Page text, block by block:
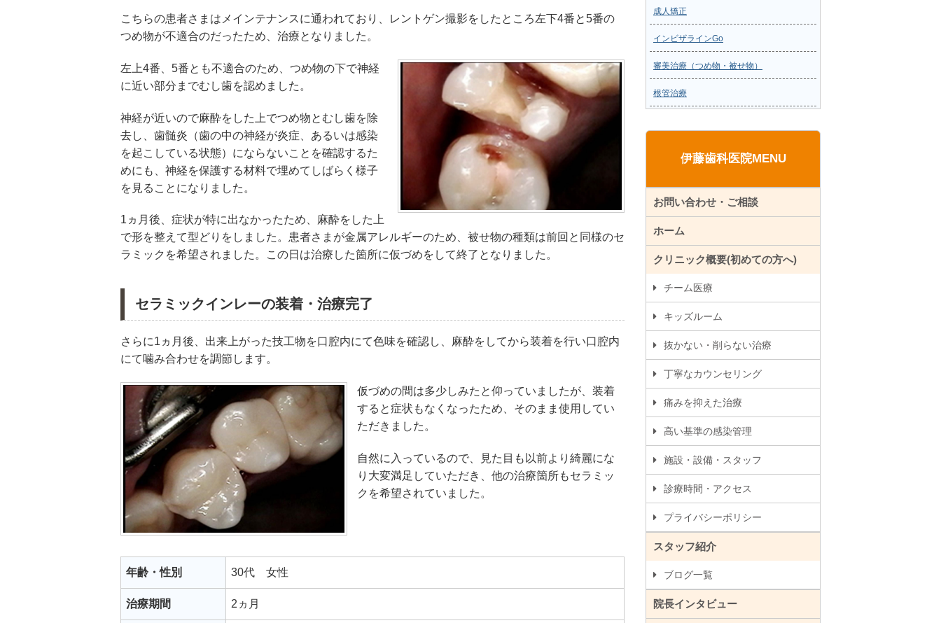
こちらの患者さまはメインテナンスに通われており、レントゲン撮影をしたところ左下4番と5番の
つめ物が不適合のだったため、治療となりました。
左上4番、5番とも不適合のため、つめ物の下で神経
に近い部分までむし歯を認めました。
神経が近いので麻酔をした上でつめ物とむし歯を除
去し、歯髄炎（歯の中の神経が炎症、あるいは感染
を起こしている状態）にならないことを確認するた
めにも、神経を保護する材料で埋めてしばらく様子
を見ることになりました。
1ヵ月後、症状が特に出なかったため、麻酔をした上
で形を整えて型どりをしました。患者さまが金属アレルギーのため、被せ物の種類は前回と同様のセ
ラミックを希望されました。この日は治療した箇所に仮づめをして終了となりました。
セラミックインレーの装着・治療完了
さらに1ヵ月後、出来上がった技工物を口腔内にて色味を確認し、麻酔をしてから装着を行い口腔内
にて噛み合わせを調節します。
仮づめの間は多少しみたと仰っていましたが、装着
すると症状もなくなったため、そのまま使用してい
ただきました。
自然に入っているので、見た目も以前より綺麗にな
り大変満足していただき、他の治療箇所もセラミッ
クを希望されていました。
年齢・性別 30代 女性
治療期間 2ヵ月
成人矯正
インビザラインGo
審美治療（つめ物・被せ物）
根管治療
伊藤歯科医院MENU
お問い合わせ・ご相談
ホーム
クリニック概要(初めての方へ)
チーム医療
キッズルーム
抜かない・削らない治療
丁寧なカウンセリング
痛みを抑えた治療
高い基準の感染管理
施設・設備・スタッフ
診療時間・アクセス
プライバシーポリシー
スタッフ紹介
ブログ一覧
院長インタビュー